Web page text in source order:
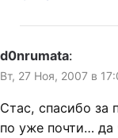
d0nrumata:
Вт, 27 Ноя, 2007 в
Стас, спасибо за
по уже почти… да